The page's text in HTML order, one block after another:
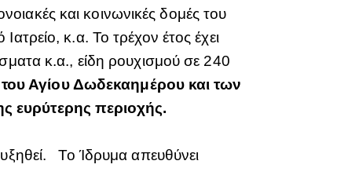
και κοινωνικές δομές του
κ.α. Το τρέχον έτος έχει
κ.α., είδη ρουχισμού σε 240
Αγίου Δωδεκαημέρου και των
ευρύτερης περιοχής.
Το Ίδρυμα απευθύνει